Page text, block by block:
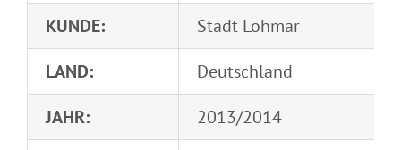
KUNDE:
Stadt Lohmar
LAND:
Deutschland
JAHR:
2013/2014